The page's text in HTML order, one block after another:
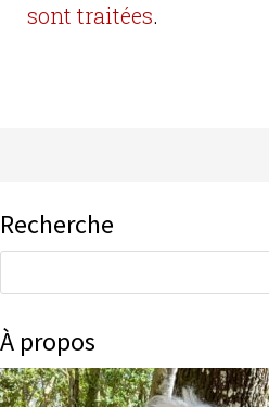
sont traitées.
Recherche
À propos